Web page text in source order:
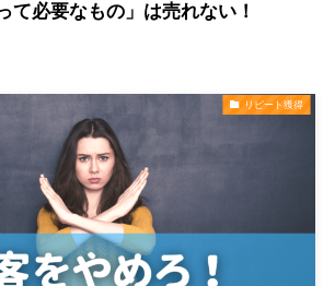
て必要なもの」は売れない！
リピート獲得